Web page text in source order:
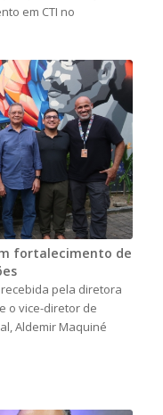
em CTI no
fortalecimento de
recebida pela diretora
o vice-diretor de
Aldemir Maquiné